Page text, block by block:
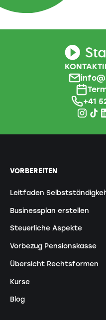
+41
VORBEREITEN
Leitfaden
Businessplan erstellen
Steuerliche Aspekte
Vorbezug Pensionskasse
Übersicht Rechtsformen
Kurse
Blog